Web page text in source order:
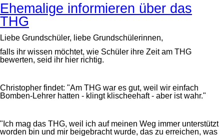
Ehemalige informieren über das
THG
Liebe Grundschüler, liebe Grundschülerinnen,
falls ihr wissen möchtet, wie Schüler ihre Zeit am THG
bewerten, seid ihr hier richtig.
Christopher findet: "Am THG war es gut, weil wir einfach
Bomben-Lehrer hatten - klingt klischeehaft - aber ist wahr."
"Ich mag das THG, weil ich auf meinen Weg immer unterstützt
worden bin und mir beigebracht wurde, das zu erreichen, was